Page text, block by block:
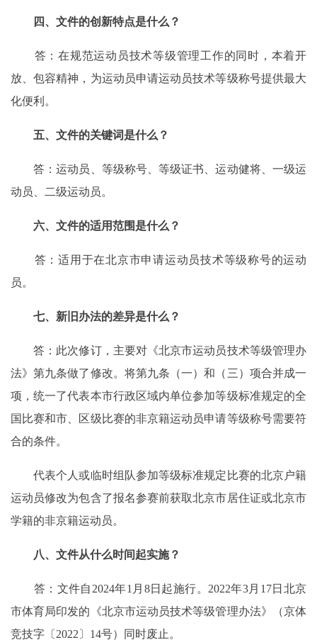
四、文件的创新特点是什么？
答：在规范运动员技术等级管理工作的同时，本着开
放、包容精神，为运动员申请运动员技术等级称号提供最大
化便利。
五、文件的关键词是什么？
答：运动员、等级称号、等级证书、运动健将、一级运
动员、二级运动员。
六、文件的适用范围是什么？
答：适用于在北京市申请运动员技术等级称号的运动
员。
七、新旧办法的差异是什么？
答：此次修订，主要对《北京市运动员技术等级管理办
法》第九条做了修改。将第九条（一）和（三）项合并成一
项，统一了代表本市行政区域内单位参加等级标准规定的全
国比赛和市、区级比赛的非京籍运动员申请等级称号需要符
合的条件。
代表个人或临时组队参加等级标准规定比赛的北京户籍
运动员修改为包含了报名参赛前获取北京市居住证或北京市
学籍的非京籍运动员。
八、文件从什么时间起实施？
答：文件自2024年1月8日起施行。2022年3月17日北京
市体育局印发的《北京市运动员技术等级管理办法》（京体
竞技字〔2022〕14号）同时废止。